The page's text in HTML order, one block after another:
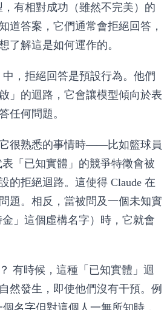
，有相對成功（雖然不完美）的
道答案，它們通常會拒絕回答，
了解這是如何運作的。
， 拒絕回答是預設行為。他們
」的迴路，它會讓模型傾向於表
任何問題。
很熟悉的事情時——比如籃球員
「已知實體」的競爭特徵會被
的拒絕迴路。這使得 Claude 在
題。相反，當被問及一個未知實
」這個虛構名字）時，它就會
有時候，這種「已知實體」迴
然發生，即使他們沒有干預。例
名字但對這個人一無所知時，